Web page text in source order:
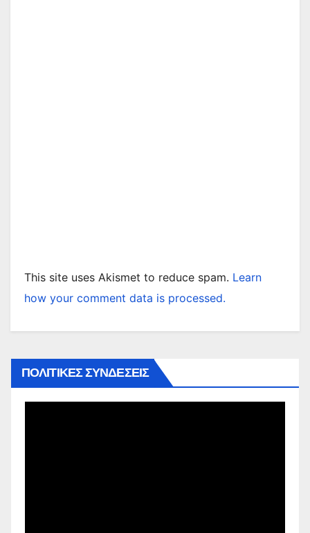
This site uses Akismet to reduce spam. Learn
how your comment data is processed.
ΠΟΛΙΤΙΚΕΣ ΣΥΝΔΕΣΕΙΣ